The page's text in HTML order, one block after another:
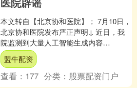
本文转自【北京协和医院】； 7月10日，
北京协和医院发布严正声明↓ 近日，我
院监测到大量人工智能生成内容
（AIGC），虚构我院多名护士十年间为
患者垫付医药费等不....
盟牛配资
查看： 177 分类： 股票配资门户